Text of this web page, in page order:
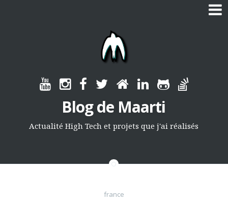
Blog de Maarti
Actualité High Tech et projets que j'ai réalisés
france